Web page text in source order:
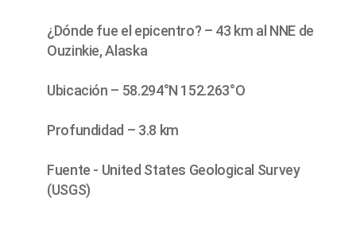
¿Dónde fue el epicentro? – 43 km al NNE de
Ouzinkie, Alaska
Ubicación – 58.294°N 152.263°O
Profundidad – 3.8 km
Fuente - United States Geological Survey
(USGS)